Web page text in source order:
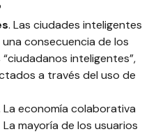
. Las ciudades inteligentes
consecuencia de los
inteligentes”,
a través del uso de
La economía colaborativa
mayoría de los usuarios